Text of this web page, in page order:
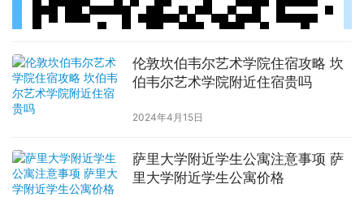
伦敦坎伯韦尔艺术学院住宿攻略 坎
伯韦尔艺术学院附近住宿贵吗
2024年4月15日
萨里大学附近学生公寓注意事项 萨
里大学附近学生公寓价格